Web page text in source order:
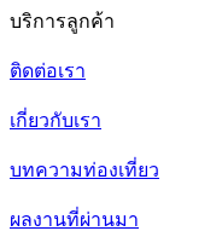
บริการลูกค้า
ติดต่อเรา
เกี่ยวกับเรา
บทความท่องเที่ยว
ผลงานที่ผ่านมา